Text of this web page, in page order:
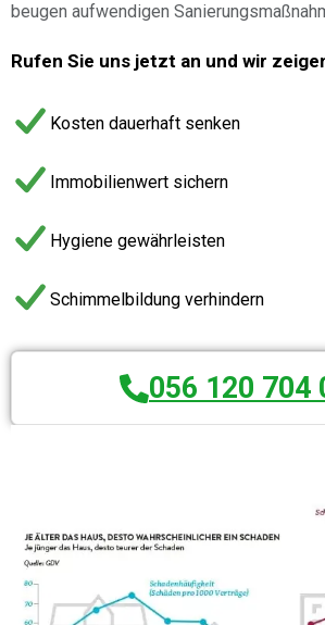
beugen aufwendigen
Rufen Sie uns jetzt an und wir
Kosten dauerhaft senken
Immobilienwert sichern
Hygiene gewährleisten
Schimmelbildung verhindern
056 120 704